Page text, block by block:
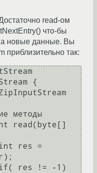
read-ом
что-бы
новые данные. Вы
приблизительно так:
{